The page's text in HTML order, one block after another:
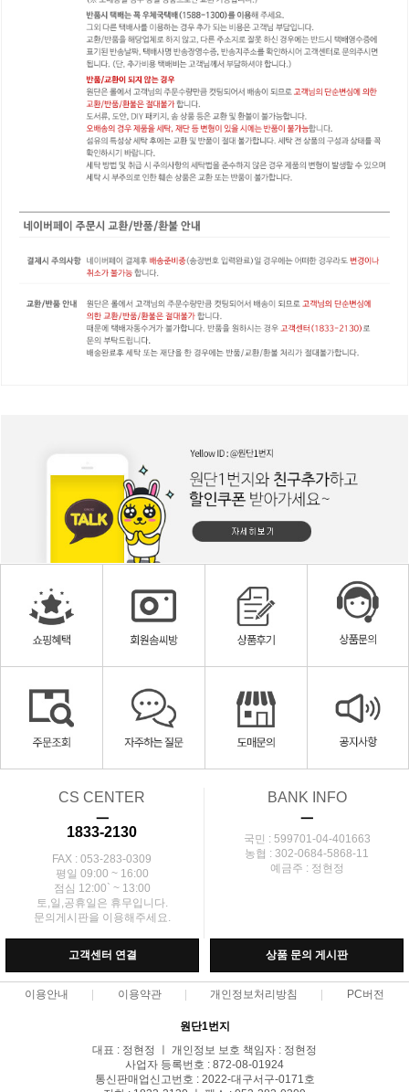
CS CENTER
ㅡ
1833-2130
FAX : 053-283-0309
평일 09:00 ~ 16:00
점심 12:00` ~ 13:00
토,일,공휴일은 휴무입니다.
문의게시판을 이용해주세요.
BANK INFO
ㅡ
국민 : 599701-04-401663
농협 : 302-0684-5868-11
예금주 : 정현정
고객센터 연결 상품 문의 게시판
이용안내 이용약관 개인정보처리방침 PC버전
원단1번지
대표 : 정현정 ㅣ 개인정보 보호 책임자 : 정현정
사업자 등록번호 : 872-08-01924
통신판매업신고번호 : 2022-대구서구-0171호